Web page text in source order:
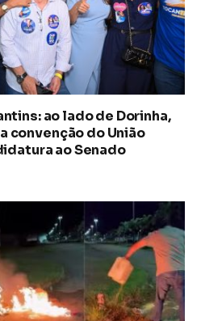
ao lado de Dorinha,
convenção do União
ao Senado